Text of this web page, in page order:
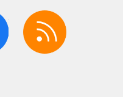
facebook